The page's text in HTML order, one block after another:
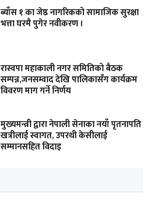
ब्याँस १ का जेष्ठ नागरिकको सामाजिक सुरक्षा
भत्ता घरमै पुगेर नवीकरण ।
रास्वपा महाकाली नगर समितिको बैठक
सम्पन्न,जनसम्वाद देखि पालिकासँग कार्यक्रम
विवरण माग गर्ने निर्णय
मुख्यमन्त्री द्वारा नेपाली सेनाका नयाँ पृतनापति
खत्रीलाई स्वागत, उपरथी केसीलाई
सम्मानसहित विदाइ